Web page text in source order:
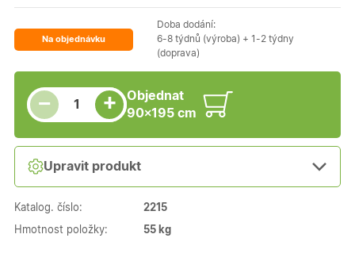
Na objednávku
Doba dodání:
6-8 týdnů (výroba) + 1-2 týdny
(doprava)
−
Snížit množství
Počet kusů +
Zvýšit množství
Objednat
90×195 cm
Upravit produkt
Katalog. číslo: 2215
Hmotnost položky: 55 kg